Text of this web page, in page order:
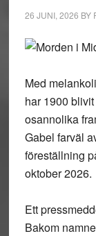
26 JUNI, 2026 BY
Med
har 1900
osannolika
Gabel farväl
föreställning
oktober 2026.
Ett
Bakom